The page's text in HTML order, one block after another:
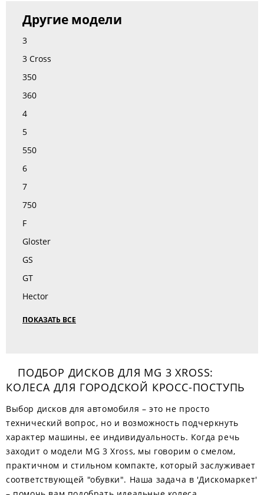
Другие модели
3
3 Cross
350
360
4
5
550
6
7
750
F
Gloster
GS
GT
Hector
ПОКАЗАТЬ ВСЕ
ПОДБОР ДИСКОВ ДЛЯ MG 3 XROSS:
КОЛЕСА ДЛЯ ГОРОДСКОЙ КРОСС-ПОСТУПЬ
Выбор дисков для автомобиля – это не просто
технический вопрос, но и возможность подчеркнуть
характер машины, ее индивидуальность. Когда речь
заходит о модели MG 3 Xross, мы говорим о смелом,
практичном и стильном компакте, который заслуживает
соответствующей "обувки". Наша задача в 'Дискомаркет'